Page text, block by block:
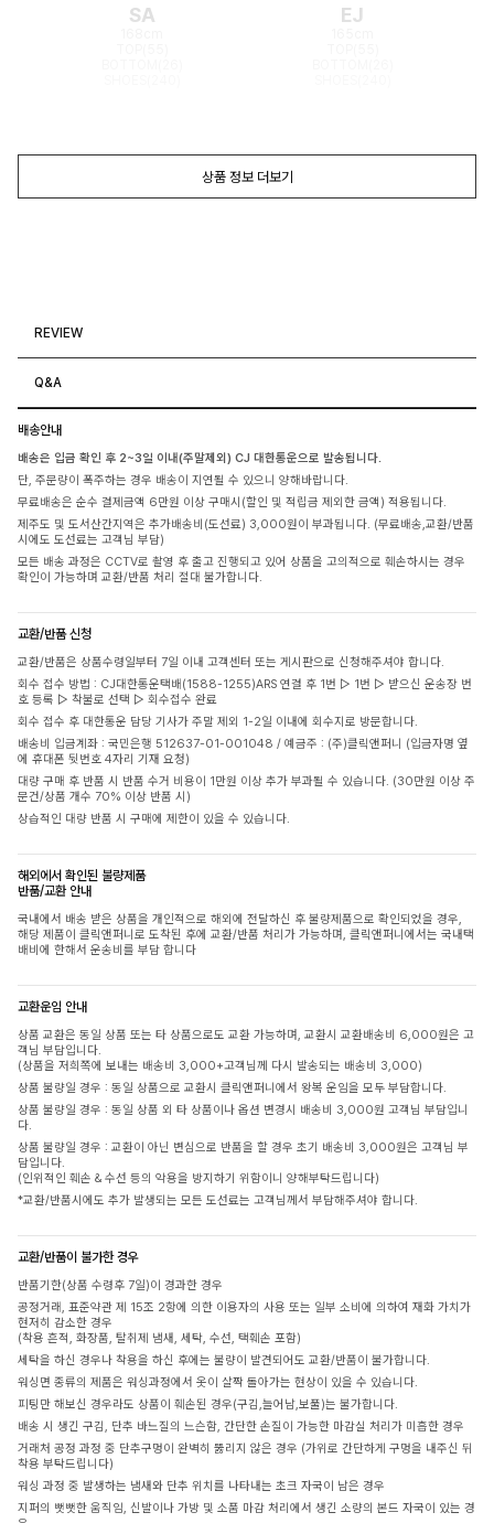
SA EJ
상품 정보 더보기
REVIEW
Q&A
배송안내
배송은 입금 확인 후 2~3일 이내(주말제외) CJ 대한통운으로 발송됩니다.
단, 주문량이 폭주하는 경우 배송이 지연될 수 있으니 양해바랍니다.
무료배송은 순수 결제금액 6만원 이상 구매시(할인 및 적립금 제외한 금액) 적용됩니다.
제주도 및 도서산간지역은 추가배송비(도선료) 3,000원이 부과됩니다. (무료배송,교환/반품
시에도 도선료는 고객님 부담)
모든 배송 과정은 CCTV로 촬영 후 출고 진행되고 있어 상품을 고의적으로 훼손하시는 경우
확인이 가능하며 교환/반품 처리 절대 불가합니다.
교환/반품 신청
교환/반품은 상품수령일부터 7일 이내 고객센터 또는 게시판으로 신청해주셔야 합니다.
회수 접수 방법 : CJ대한통운택배(1588-1255)ARS 연결 후 1번 ▷ 1번 ▷ 받으신 운송장 번
호 등록 ▷ 착불로 선택 ▷ 회수접수 완료
회수 접수 후 대한통운 담당 기사가 주말 제외 1-2일 이내에 회수지로 방문합니다.
배송비 입금계좌 : 국민은행 512637-01-001048 / 예금주 : (주)클릭앤퍼니 (입금자명 옆
에 휴대폰 뒷번호 4자리 기재 요청)
대량 구매 후 반품 시 반품 수거 비용이 1만원 이상 추가 부과될 수 있습니다. (30만원 이상 주
문건/상품 개수 70% 이상 반품 시)
상습적인 대량 반품 시 구매에 제한이 있을 수 있습니다.
해외에서 확인된 불량제품
반품/교환 안내
국내에서 배송 받은 상품을 개인적으로 해외에 전달하신 후 불량제품으로 확인되었을 경우,
해당 제품이 클릭앤퍼니로 도착된 후에 교환/반품 처리가 가능하며, 클릭앤퍼니에서는 국내택
배비에 한해서 운송비를 부담 합니다
교환운임 안내
상품 교환은 동일 상품 또는 타 상품으로도 교환 가능하며, 교환시 교환배송비 6,000원은 고
객님 부담입니다.
(상품을 저희쪽에 보내는 배송비 3,000+고객님께 다시 발송되는 배송비 3,000)
상품 불량일 경우 : 동일 상품으로 교환시 클릭앤퍼니에서 왕복 운임을 모두 부담합니다.
상품 불량일 경우 : 동일 상품 외 타 상품이나 옵션 변경시 배송비 3,000원 고객님 부담입니
다.
상품 불량일 경우 : 교환이 아닌 변심으로 반품을 할 경우 초기 배송비 3,000원은 고객님 부
담입니다.
(인위적인 훼손 & 수선 등의 악용을 방지하기 위함이니 양해부탁드립니다)
*교환/반품시에도 추가 발생되는 모든 도선료는 고객님께서 부담해주셔야 합니다.
교환/반품이 불가한 경우
반품기한(상품 수령후 7일)이 경과한 경우
공정거래, 표준약관 제 15조 2항에 의한 이용자의 사용 또는 일부 소비에 의하여 재화 가치가
현저히 감소한 경우
(착용 흔적, 화장품, 탈취제 냄새, 세탁, 수선, 택훼손 포함)
세탁을 하신 경우나 착용을 하신 후에는 불량이 발견되어도 교환/반품이 불가합니다.
워싱면 종류의 제품은 워싱과정에서 옷이 살짝 돌아가는 현상이 있을 수 있습니다.
피팅만 해보신 경우라도 상품이 훼손된 경우(구김,늘어남,보풀)는 불가합니다.
배송 시 생긴 구김, 단추 바느질의 느슨함, 간단한 손질이 가능한 마감실 처리가 미흡한 경우
거래처 공정 과정 중 단추구멍이 완벽히 뚫리지 않은 경우 (가위로 간단하게 구멍을 내주신 뒤
착용 부탁드립니다)
워싱 과정 중 발생하는 냄새와 단추 위치를 나타내는 초크 자국이 남은 경우
지퍼의 뻣뻣한 움직임, 신발이나 가방 및 소품 마감 처리에서 생긴 소량의 본드 자국이 있는 경